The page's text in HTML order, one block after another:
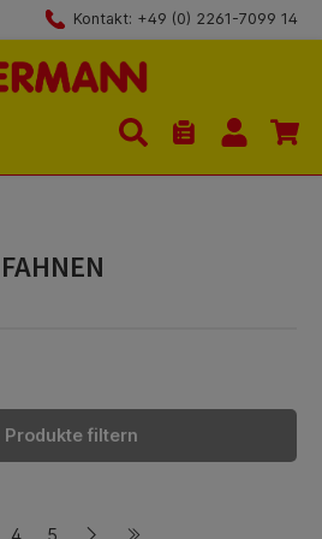
Kontakt: +49 (0) 2261-7099 14
Du hast 0
FAHNEN
Produkte filtern
4 5